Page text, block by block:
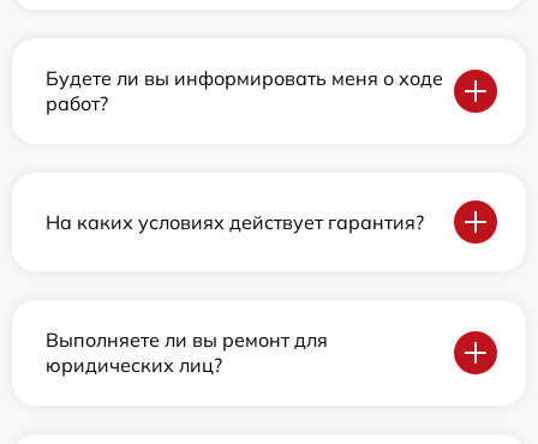
Будете ли вы информировать меня о ходе
работ?
На каких условиях действует гарантия?
Выполняете ли вы ремонт для
юридических лиц?